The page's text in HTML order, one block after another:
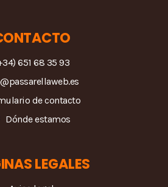
651 68 35 93
de contacto
Dónde estamos
LEGALES